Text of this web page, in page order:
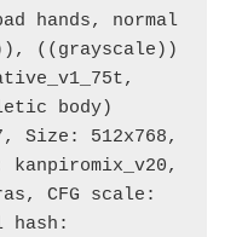
hands, normal
((grayscale))
body)
Size: 512x768,
kanpiromix_v20,
CFG scale: